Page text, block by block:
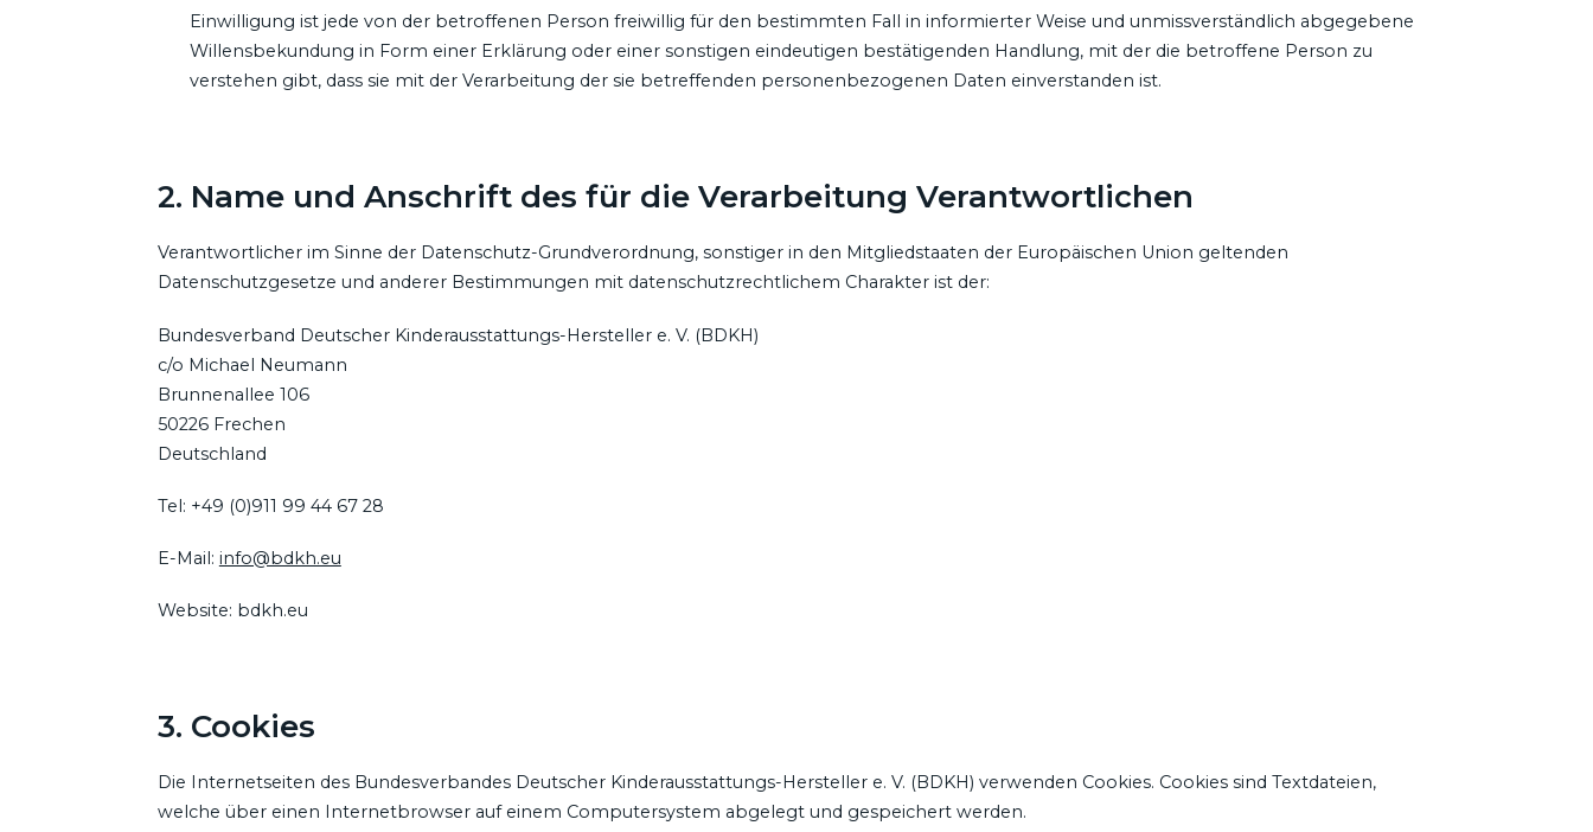
Einwilligung ist jede von der betroffenen Person freiwillig für den bestimmten Fall in informierter Weise und unmissverständlich abgegebene
Willensbekundung in Form einer Erklärung oder einer sonstigen eindeutigen bestätigenden Handlung, mit der die betroffene Person zu
verstehen gibt, dass sie mit der Verarbeitung der sie betreffenden personenbezogenen Daten einverstanden ist.
2. Name und Anschrift des für die Verarbeitung Verantwortlichen
Verantwortlicher im Sinne der Datenschutz-Grundverordnung, sonstiger in den Mitgliedstaaten der Europäischen Union geltenden
Datenschutzgesetze und anderer Bestimmungen mit datenschutzrechtlichem Charakter ist der:
Bundesverband Deutscher Kinderausstattungs-Hersteller e. V. (BDKH)
c/o Michael Neumann
Brunnenallee 106
50226 Frechen
Deutschland
Tel: +49 (0)911 99 44 67 28
E-Mail: info@bdkh.eu
Website: bdkh.eu
3. Cookies
Die Internetseiten des Bundesverbandes Deutscher Kinderausstattungs-Hersteller e. V. (BDKH) verwenden Cookies. Cookies sind Textdateien,
welche über einen Internetbrowser auf einem Computersystem abgelegt und gespeichert werden.